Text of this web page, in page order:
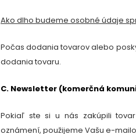
Ako dlho budeme osobné údaje
Počas dodania tovarov alebo
dodania tovaru.
C. Newsletter (komerčná
Pokiaľ ste si u nás zakúpili
oznámení, použijeme Vašu e-